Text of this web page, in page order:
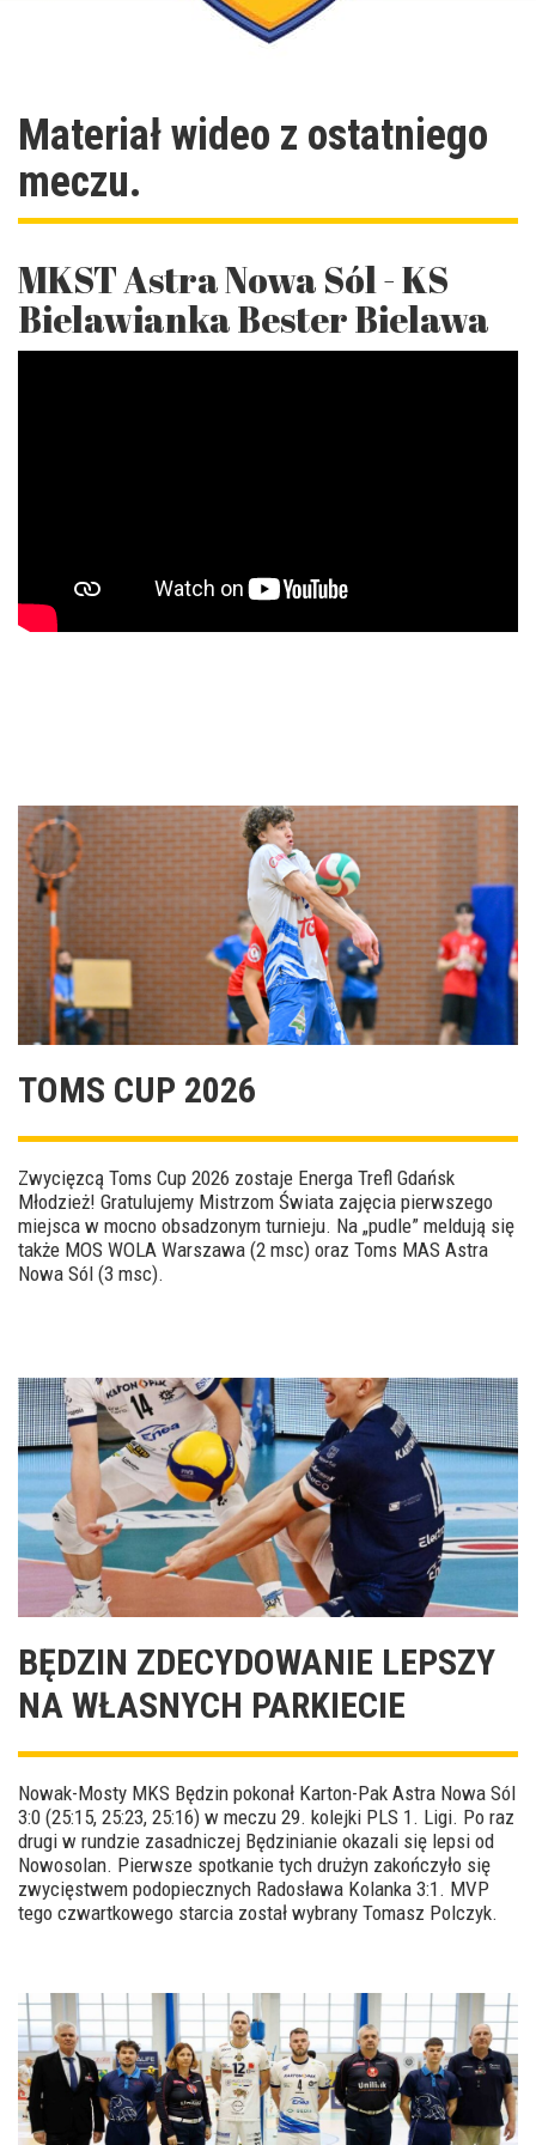
Materiał wideo z ostatniego
meczu.
MKST Astra Nowa Sól - KS
Bielawianka Bester Bielawa
TOMS CUP 2026
Zwycięzcą Toms Cup 2026 zostaje Energa Trefl Gdańsk
Młodzież! Gratulujemy Mistrzom Świata zajęcia pierwszego
miejsca w mocno obsadzonym turnieju. Na „pudle” meldują się
także MOS WOLA Warszawa (2 msc) oraz Toms MAS Astra
Nowa Sól (3 msc).
BĘDZIN ZDECYDOWANIE LEPSZY
NA WŁASNYCH PARKIECIE
Nowak-Mosty MKS Będzin pokonał Karton-Pak Astra Nowa Sól
3:0 (25:15, 25:23, 25:16) w meczu 29. kolejki PLS 1. Ligi. Po raz
drugi w rundzie zasadniczej Będzinianie okazali się lepsi od
Nowosolan. Pierwsze spotkanie tych drużyn zakończyło się
zwycięstwem podopiecznych Radosława Kolanka 3:1. MVP
tego czwartkowego starcia został wybrany Tomasz Polczyk.